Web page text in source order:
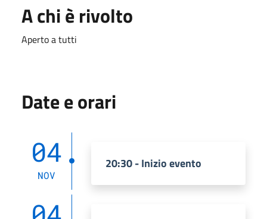
A chi è rivolto
Aperto a tutti
Date e orari
04
NOV
20:30 - Inizio evento